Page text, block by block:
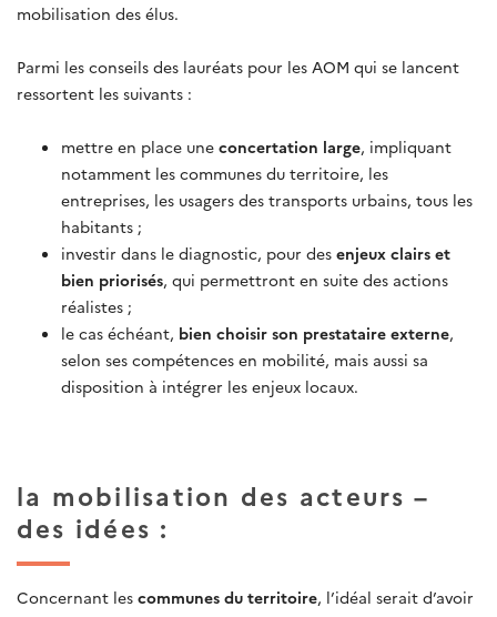
mobilisation des élus.
Parmi les conseils des lauréats pour les AOM qui se lancent
ressortent les suivants :
mettre en place une concertation large, impliquant
notamment les communes du territoire, les
entreprises, les usagers des transports urbains, tous les
habitants ;
investir dans le diagnostic, pour des enjeux clairs et
bien priorisés, qui permettront en suite des actions
réalistes ;
le cas échéant, bien choisir son prestataire externe,
selon ses compétences en mobilité, mais aussi sa
disposition à intégrer les enjeux locaux.
la mobilisation des acteurs –
des idées :
Concernant les communes du territoire, l’idéal serait d’avoir